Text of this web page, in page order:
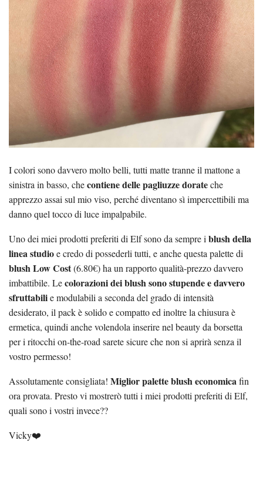
I colori sono davvero molto belli, tutti matte tranne il mattone a
sinistra in basso, checontiene delle pagliuzze dorateche
apprezzo assai sul mio viso, perché diventano sì impercettibili ma
danno quel tocco di luce impalpabile.
Uno dei miei prodotti preferiti di Elf sono da sempre i blush della
linea studioe credo di possederli tutti, e anche questa palette di
blush Low Cost(6.80€) ha un rapporto qualità-prezzo davvero
imbattibile. Lecolorazioni dei blush sono stupende e davvero
sfruttabilie modulabili a seconda del grado di intensità
desiderato, il pack è solido e compatto ed inoltre la chiusura è
ermetica, quindi anche volendola inserire nel beauty da borsetta
per i ritocchi on-the-road sarete sicure che non si aprirà senza il
vostro permesso!
Assolutamente consigliata! Miglior palette blush economicafin
ora provata. Presto vi mostrerò tutti i miei prodotti preferiti di Elf,
quali sono i vostri invece??
Vicky❤️